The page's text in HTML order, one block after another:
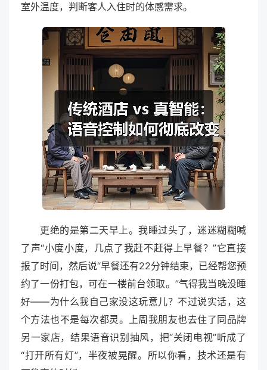
室外温度，判断客人入住时的体感需求。
更绝的是第二天早上。我睡过头了，迷迷糊糊喊
了声“小度小度，几点了我赶不赶得上早餐？”它直接
报了时间，然后说“早餐还有22分钟结束，已经帮您预
约了一份打包，可在一楼前台领取。”气得我当晚没睡
好——为什么我自己家没这玩意儿？不过说实话，这
个方法也不是每次都灵。上周我朋友也去住了同品牌
另一家店，结果语音识别抽风，把“关闭电视”听成了
“打开所有灯”，半夜被晃醒。所以你看，技术还是有